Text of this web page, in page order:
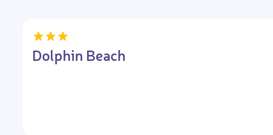
Dolphin Beach